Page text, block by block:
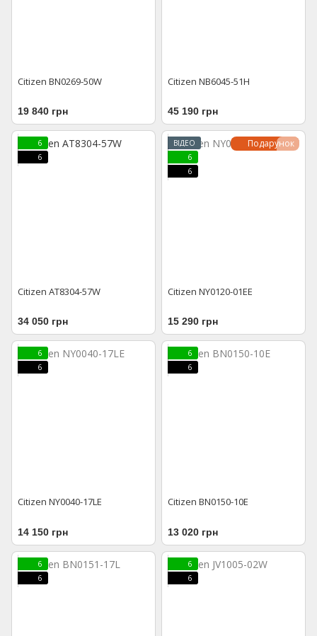
Citizen BN0269-50W
19 840 грн
Citizen NB6045-51H
45 190 грн
6
6
Citizen AT8304-57W
34 050 грн
Подарунок
ВІДЕО
6
6
Citizen NY0120-01EE
15 290 грн
6
6
Citizen NY0040-17LE
14 150 грн
6
6
Citizen BN0150-10E
13 020 грн
6
6
6
6